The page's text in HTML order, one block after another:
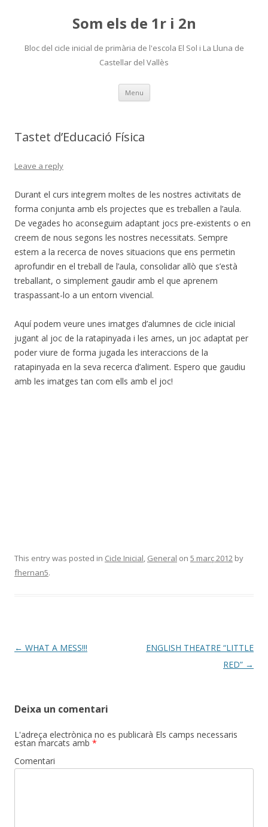
Som els de 1r i 2n
Bloc del cicle inicial de primària de l'escola El Sol i La Lluna de
Castellar del Vallès
Menu Skip
content
Tastet d’Educació Física
Leave a reply
Durant el curs integrem moltes de les nostres activitats de
forma conjunta amb els projectes que es treballen a l’aula.
De vegades ho aconseguim adaptant jocs pre-existents o en
creem de nous segons les nostres necessitats. Sempre
estem a la recerca de noves situacions que ens permetin
aprofundir en el treball de l’aula, consolidar allò que s’està
treballant, o simplement gaudir amb el que aprenem
traspassant-lo a un entorn vivencial.
Aquí podem veure unes imatges d’alumnes de cicle inicial
jugant al joc de la ratapinyada i les arnes, un joc adaptat per
poder viure de forma jugada les interaccions de la
ratapinyada en la seva recerca d’aliment. Espero que gaudiu
amb les imatges tan com ells amb el joc!
This entry was posted in Cicle Inicial, General on 5 març 2012 by
fhernan5.
Post
← WHAT A MESS!!!
ENGLISH THEATRE “LITTLE
RED” →
Deixa un comentari
L'adreça electrònica no es publicarà Els camps necessaris
estan marcats amb *
Comentari